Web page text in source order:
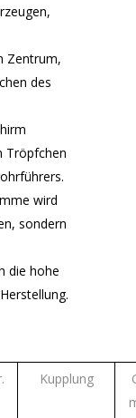
Zentrum,
des
Tröpfchen
wird
sondern
die hohe
Kupplung